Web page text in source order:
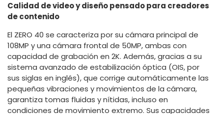
Calidad de video y diseño pensado para creadores
de contenido
El ZERO 40 se caracteriza por su cámara principal de
108MP y una cámara frontal de 50MP, ambas con
capacidad de grabación en 2K. Además, gracias a su
sistema avanzado de estabilización óptica (OIS, por
sus siglas en inglés), que corrige automáticamente las
pequeñas vibraciones y movimientos de la cámara,
garantiza tomas fluidas y nítidas, incluso en
condiciones de movimiento extremo. Sus capacidades